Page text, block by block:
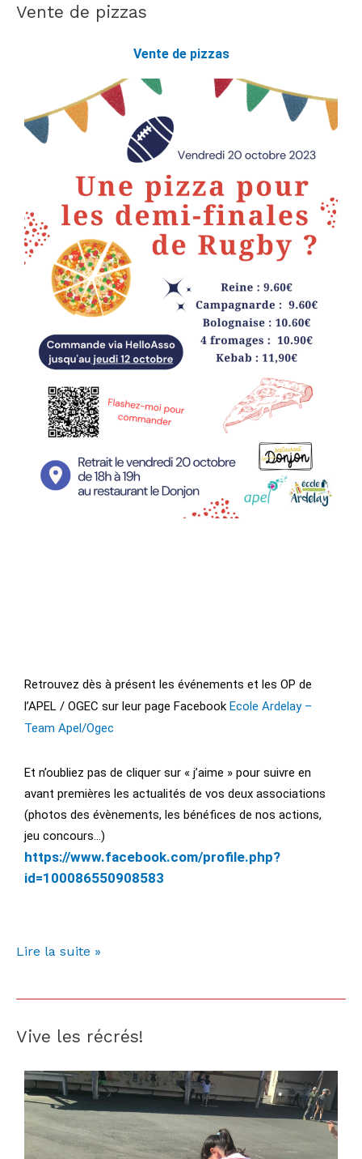
Vente de pizzas
Vente de pizzas
Retrouvez dès à présent les événements et les OP de
l’APEL / OGEC sur leur page Facebook Ecole Ardelay –
Team Apel/Ogec
Et n’oubliez pas de cliquer sur « j’aime » pour suivre en
avant premières les actualités de vos deux associations
(photos des évènements, les bénéfices de nos actions,
jeu concours…)
https://www.facebook.com/profile.php?
id=100086550908583
Vente
Lire la suite »
Vive les récrés!
Vive
récrés!